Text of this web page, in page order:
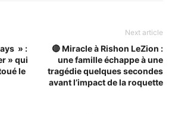
» :
» qui
le
Next article
🔴 Miracle à Rishon LeZion :
une famille échappe à une
tragédie quelques secondes
avant l’impact de la roquette